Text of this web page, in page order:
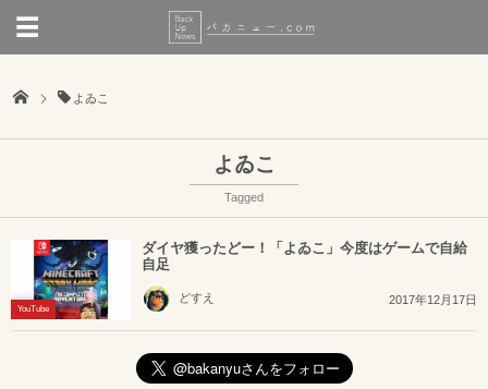
よゐこ
よゐこ
Tagged
YouTube
ダイヤ獲ったどー！「よゐこ」今度はゲームで自給
自足
どすえ 2017年12月17日